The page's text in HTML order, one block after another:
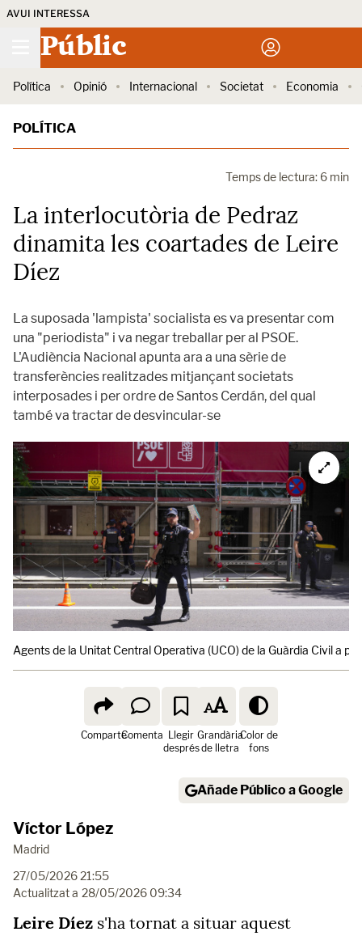
AVUI INTERESSA
Públic
Política Opinió Internacional Societat Economia
POLÍTICA
Temps de lectura: 6 min
La interlocutòria de Pedraz
dinamita les coartades de Leire
Díez
La suposada 'lampista' socialista es va presentar com
una "periodista" i va negar treballar per al PSOE.
L'Audiència Nacional apunta ara a una sèrie de
transferències realitzades mitjançant societats
interposades i per ordre de Santos Cerdán, del qual
també va tractar de desvincular-se
Agents de la Unitat Central Operativa (UCO) de la Guàrdia Civil a
ComparteComenta Llegir
després
Grandària
de lletra
Color de
fons
Añade Público a Google
Víctor López
Madrid
27/05/2026 21:55
Actualitzat a 28/05/2026 09:34
Leire Díez s'ha tornat a situar aquest